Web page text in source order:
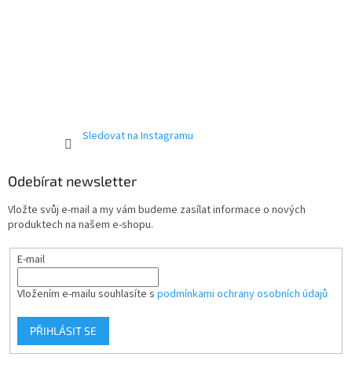
Sledovat na Instagramu
Odebírat newsletter
Vložte svůj e-mail a my vám budeme zasílat informace o nových
produktech na našem e-shopu.
E-mail
Vložením e-mailu souhlasíte s podmínkami ochrany osobních údajů
PŘIHLÁSIT SE